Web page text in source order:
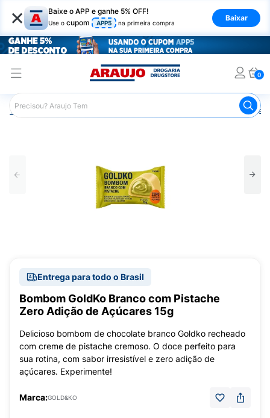
× Baixe o APP e ganhe 5% OFF!
Use o cupom APP5 na primeira compra
Baixar
0
Araujo Nutrição Saudável Chocolate
Entrega para todo o Brasil
Bombom GoldKo Branco com Pistache
Zero Adição de Açúcares 15g
Delicioso bombom de chocolate branco Goldko recheado
com creme de pistache cremoso. O doce perfeito para
sua rotina, com sabor irresistível e zero adição de
açúcares. Experimente!
Marca:GOLD&KO